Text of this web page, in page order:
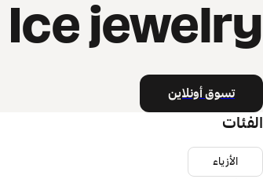
Ice jewelry
تسوق أونلاين
الفئات
الأزياء